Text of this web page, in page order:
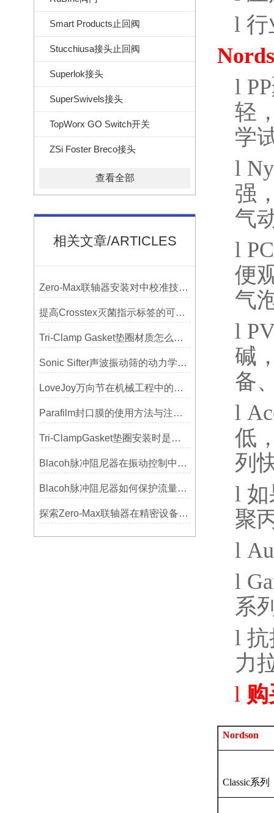
Smart Products止回阀
Stucchiusa接头止回阀
Superlok接头
SuperSwivels接头
TopWorx GO Switch开关
ZSi Foster Breco接头
查看全部
相关文章/ARTICLES
Zero-Max联轴器安装对中校准技巧与常见误差分析
提高Crosstex灭菌指示标签的可见性和识别度的方法
Tri-Clamp Gasket垫圈材质怎么选？EPDM、硅胶还是PTFE？
Sonic Sifter声波振动筛的动力学模拟与性能分析
LoveJoy万向节在机械工程中的重要性
Parafilm封口膜的使用方法与注意事项
Tri-ClampGasket垫圈安装时是否需要涂抹润滑剂或密封脂？
Blacoh脉冲阻尼器在振动控制中的作用分析
Blacoh脉冲阻尼器如何保护流量计、压力开关和管路附件？
探索Zero-Max联轴器在精密设备中的优势
l 行
l PP
轻
学
l
强
气
l PC
便
气
l
碱
备
l
低
列
l
聚
l
l
系
l 抗
力
l
Nordson
Classic系列